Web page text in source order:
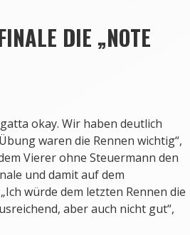
DIE „NOTE
okay. Wir haben deutlich
waren die Rennen wichtig“,
Vierer ohne Steuermann den
und damit auf dem
würde dem letzten Rennen die
aber auch nicht gut“,